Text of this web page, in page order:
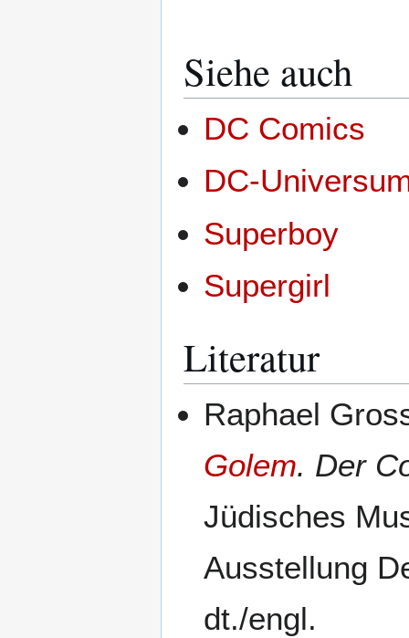
Siehe auch
DC Comics
DC-
Superboy
Supergirl
Literatur
Raphael
Golem. Der
Jüdisches
Ausstellung
dt./engl.